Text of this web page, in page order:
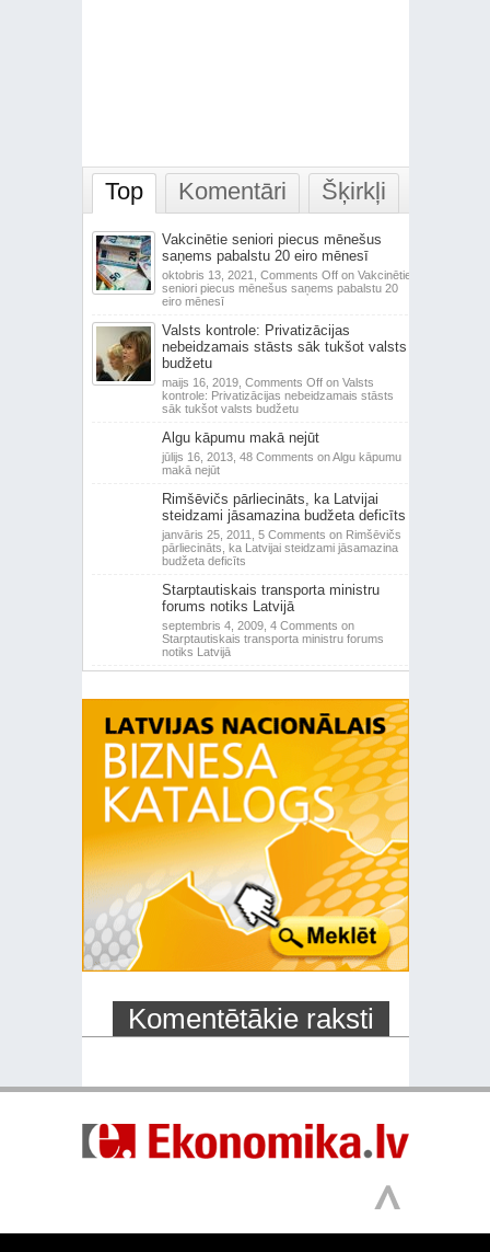
Top Komentāri Šķirkļi
Vakcinētie seniori piecus mēnešus
saņems pabalstu 20 eiro mēnesī
oktobris 13, 2021, Comments Offon Vakcinētie
seniori piecus mēnešus saņems pabalstu 20
eiro mēnesī
Valsts kontrole: Privatizācijas
nebeidzamais stāsts sāk tukšot valsts
budžetu
maijs 16, 2019, Comments Offon Valsts
kontrole: Privatizācijas nebeidzamais stāsts
sāk tukšot valsts budžetu
Algu kāpumu makā nejūt
jūlijs 16, 2013, 48 Comments on Algu kāpumu
makā nejūt
Rimšēvičs pārliecināts, ka Latvijai
steidzami jāsamazina budžeta deficīts
janvāris 25, 2011, 5 Comments on Rimšēvičs
pārliecināts, ka Latvijai steidzami jāsamazina
budžeta deficīts
Starptautiskais transporta ministru
forums notiks Latvijā
septembris 4, 2009, 4 Comments on
Starptautiskais transporta ministru forums
notiks Latvijā
Komentētākie raksti